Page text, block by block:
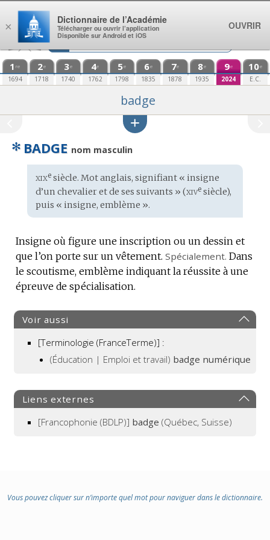
Aller au contenu
1 re
1694
2e
1718
3e
1740
4e
1762
5e
1798
6e
1835
7e
1878
8e
1935
9e
2024
10e
E.C.
badge
✻ BADGE nom masculin
Étymologie
:
xixesiècle. Motanglais, signifiant « insigne
d’un chevalier et de ses suivants » (xivesiècle),
puis « insigne, emblème ».
Insigne où figure une inscription ou un dessin et
que l’on porte sur un vêtement. Spécialement. Dans
le scoutisme, emblème indiquant la réussite à une
épreuve de spécialisation.
Voir aussi
[Terminologie (FranceTerme)] :
(Éducation | Emploi et travail) badge numérique
Liens externes
[Francophonie (BDLP)] badge (Québec, Suisse)
Vous pouvez cliquer sur n’importe quel mot pour naviguer dans le dictionnaire.
×
Dictionnaire de l’Académie
Télécharger ou ouvrir l’application
Disponible sur Android et iOS
OUVRIR